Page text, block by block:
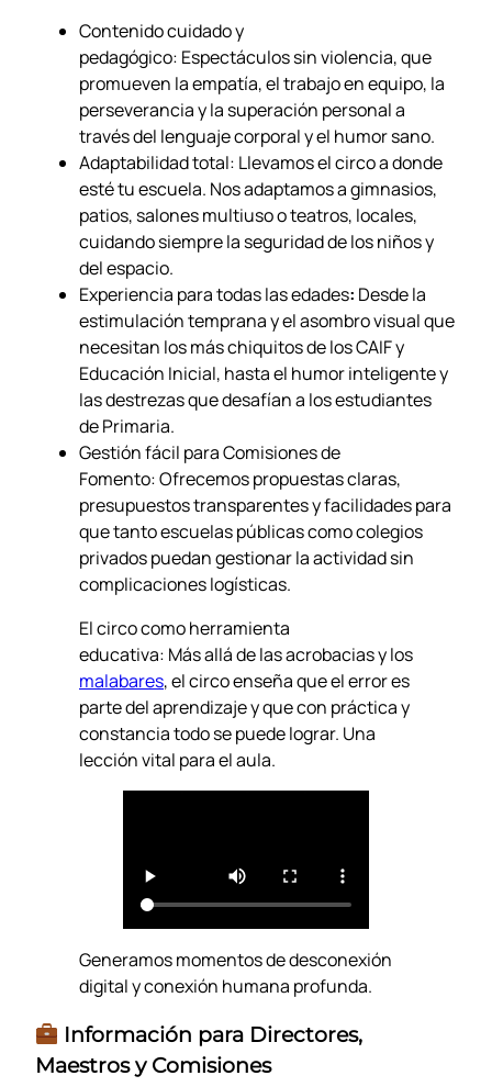
Contenido cuidado y
pedagógico: Espectáculos sin violencia, que
promueven la empatía, el trabajo en equipo, la
perseverancia y la superación personal a
través del lenguaje corporal y el humor sano.
Adaptabilidad total: Llevamos el circo a donde
esté tu escuela. Nos adaptamos a gimnasios,
patios, salones multiuso o teatros, locales,
cuidando siempre la seguridad de los niños y
del espacio.
Experiencia para todas las edades: Desde la
estimulación temprana y el asombro visual que
necesitan los más chiquitos de los CAIF y
Educación Inicial, hasta el humor inteligente y
las destrezas que desafían a los estudiantes
de Primaria.
Gestión fácil para Comisiones de
Fomento: Ofrecemos propuestas claras,
presupuestos transparentes y facilidades para
que tanto escuelas públicas como colegios
privados puedan gestionar la actividad sin
complicaciones logísticas.
El circo como herramienta
educativa: Más allá de las acrobacias y los
malabares, el circo enseña que el error es
parte del aprendizaje y que con práctica y
constancia todo se puede lograr. Una
lección vital para el aula.
Generamos momentos de desconexión
digital y conexión humana profunda.
Información para Directores,
Maestros y Comisiones